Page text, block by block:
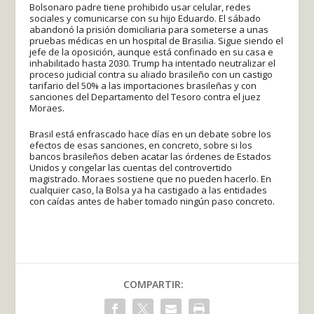
Bolsonaro padre tiene prohibido usar celular, redes
sociales y comunicarse con su hijo Eduardo. El sábado
abandonó la prisión domiciliaria para someterse a unas
pruebas médicas en un hospital de Brasilia. Sigue siendo el
jefe de la oposición, aunque está confinado en su casa e
inhabilitado hasta 2030. Trump ha intentado neutralizar el
proceso judicial contra su aliado brasileño con un castigo
tarifario del 50% a las importaciones brasileñas y con
sanciones del Departamento del Tesoro contra el juez
Moraes.
Brasil está enfrascado hace días en un debate sobre los
efectos de esas sanciones, en concreto, sobre si los
bancos brasileños deben acatar las órdenes de Estados
Unidos y congelar las cuentas del controvertido
magistrado. Moraes sostiene que no pueden hacerlo. En
cualquier caso, la Bolsa ya ha castigado a las entidades
con caídas antes de haber tomado ningún paso concreto.
COMPARTIR: